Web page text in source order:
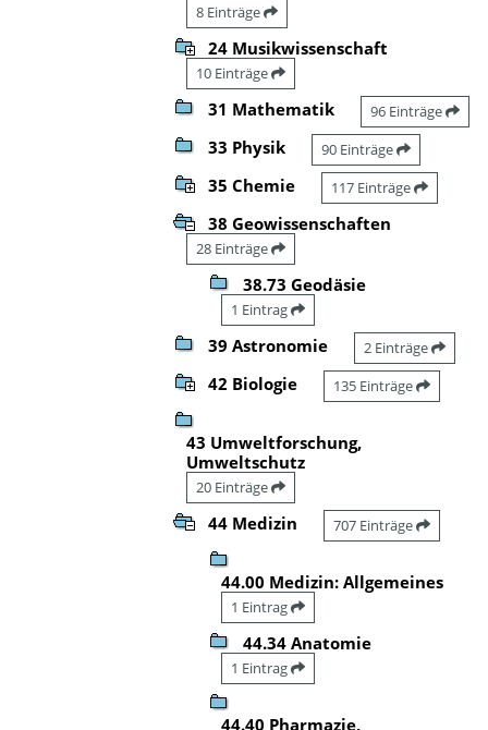
8 Einträge
24 Musikwissenschaft
10 Einträge
31 Mathematik 96 Einträge
33 Physik 90 Einträge
35 Chemie 117 Einträge
38 Geowissenschaften
28 Einträge
38.73 Geodäsie
1 Eintrag
39 Astronomie 2 Einträge
42 Biologie 135 Einträge
43 Umweltforschung,
Umweltschutz
20 Einträge
44 Medizin 707 Einträge
44.00 Medizin: Allgemeines
1 Eintrag
44.34 Anatomie
1 Eintrag
44.40 Pharmazie,